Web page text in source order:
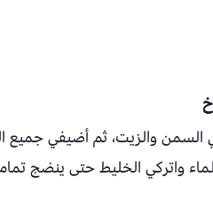
والزيت، ثم أضيفي جميع
واتركي الخليط حتى ينضج